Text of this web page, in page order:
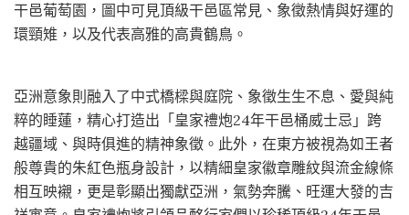
干邑葡萄園，圖中可見頂級干邑區常見、象徵熱情與好運的
環頸雉，以及代表高雅的高貴鶴鳥。
亞洲意象則融入了中式橋樑與庭院、象徵生生不息、愛與純
粹的睡蓮，精心打造出「皇家禮炮24年干邑桶威士忌」跨
越疆域、與時俱進的精神象徵。此外，在東方被視為如王者
般尊貴的朱紅色瓶身設計，以精細皇家徽章雕紋與流金線條
相互映襯，更是彰顯出獨獻亞洲，氣勢奔騰、旺運大發的吉